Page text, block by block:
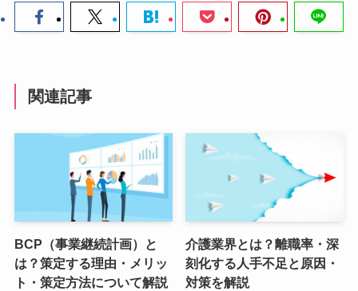
関連記事
BCP（事業継続計画）と
は？策定する理由・メリッ
ト・策定方法について解説
介護業界とは？離職率・深
刻化する人手不足と原因・
対策を解説